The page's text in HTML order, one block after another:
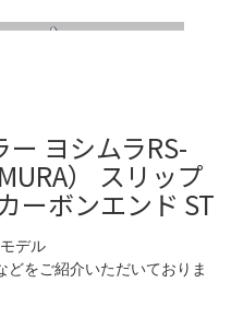
ヨシムラRS-
） スリップ
ーボンエンド ST
デル
をご紹介いただいておりま